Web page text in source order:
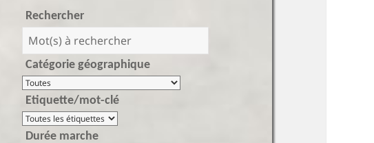
Rechercher
Catégorie géographique
Etiquette/mot-clé
Durée marche